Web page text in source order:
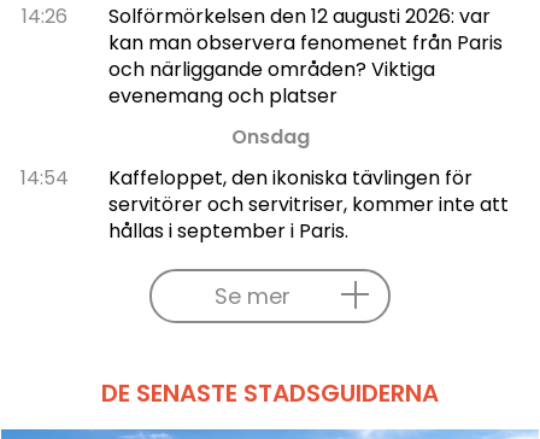
14:26
Solförmörkelsen den 12 augusti 2026: var
kan man observera fenomenet från Paris
och närliggande områden? Viktiga
evenemang och platser
Onsdag
14:54
Kaffeloppet, den ikoniska tävlingen för
servitörer och servitriser, kommer inte att
hållas i september i Paris.
Se mer
DE SENASTE STADSGUIDERNA